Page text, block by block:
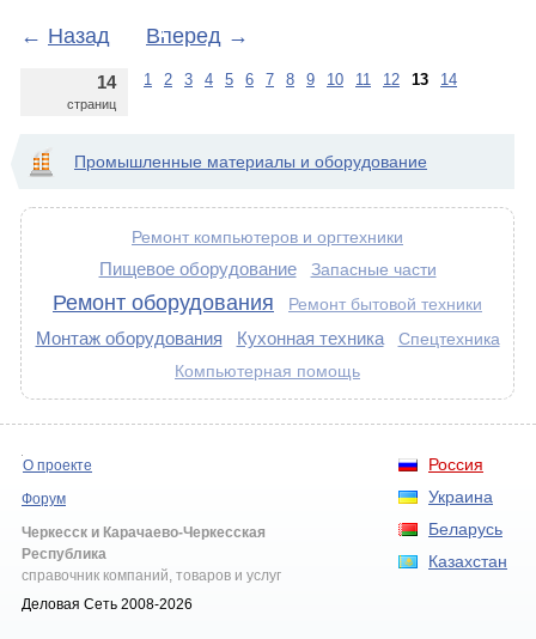
← Назад Вперед →
14
страниц
1 2 3 4 5 6 7 8 9 10 11 12 13 14
Промышленные материалы и оборудование
Ремонт компьютеров и оргтехники
Пищевое оборудование Запасные части
Ремонт оборудования Ремонт бытовой техники
Монтаж оборудования Кухонная техника
Спецтехника
Компьютерная помощь
Россия
Украина
Беларусь
Казахстан
О проекте
Форум
Черкесск и Карачаево-Черкесская
Республика
справочник компаний, товаров и услуг
Деловая Сеть 2008-2026